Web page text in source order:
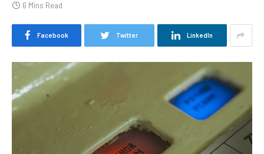
6 Mins Read
Facebook Twitter LinkedIn